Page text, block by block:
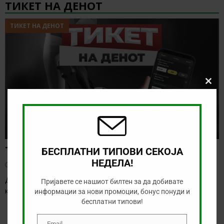
ТИКЕТ НА ДЕНОТ
ТИКЕТ НА ДЕНОТ
Тикет на денот (четврток, 06.08.2026)
Денес се играат првите натпревари од третото коло на
квалификациите за Лига Европа и Лига […]
Close
БЕСПЛАТНИ ТИПОВИ СЕКОЈА
НЕДЕЛА!
Пријавете се нашиот билтен за да добивате
информации за нови промоции, бонус понуди и
бесплатни типови!